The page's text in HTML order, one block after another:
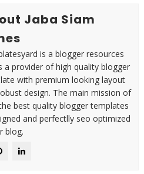
Jaba Siam
is a blogger resources
a provider of high quality blogger
with premium looking layout
design. The main mission of
best quality blogger templates
and perfectlly seo optimized
blog.